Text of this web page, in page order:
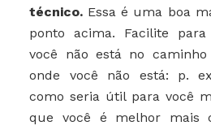
técnico. Essa é uma boa
ponto acima. Facilite
você não está no
onde você não está: p.
como seria útil para você
que você é melhor mais